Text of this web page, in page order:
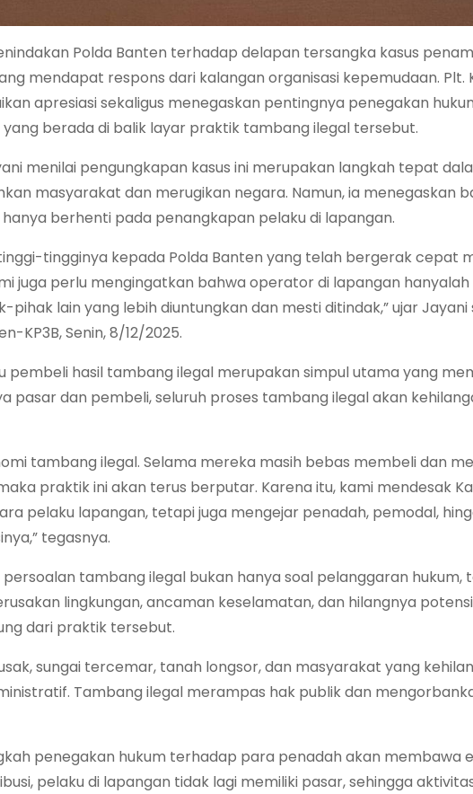
Polda Banten terhadap delapan tersangka kasus
mendapat respons dari kalangan organisasi kepemudaan. Plt.
apresiasi sekaligus menegaskan pentingnya penegakan
berada di balik layar praktik tambang ilegal tersebut.
menilai pengungkapan kasus ini merupakan langkah tepat
masyarakat dan merugikan negara. Namun, ia menegaskan
berhenti pada penangkapan pelaku di lapangan.
tingginya kepada Polda Banten yang telah bergerak cepat
juga perlu mengingatkan bahwa operator di lapangan
pihak lain yang lebih diuntungkan dan mesti ditindak,” ujar
KP3B, Senin, 8/12/2025.
pembeli hasil tambang ilegal merupakan simpul utama yang
pasar dan pembeli, seluruh proses tambang ilegal akan
tambang ilegal. Selama mereka masih bebas membeli dan
praktik ini akan terus berputar. Karena itu, kami mendesak
pelaku lapangan, tetapi juga mengejar penadah, pemodal,
tegasnya.
tambang ilegal bukan hanya soal pelanggaran hukum,
lingkungan, ancaman keselamatan, dan hilangnya
dari praktik tersebut.
sungai tercemar, tanah longsor, dan masyarakat yang
Tambang ilegal merampas hak publik dan
penegakan hukum terhadap para penadah akan membawa
pelaku di lapangan tidak lagi memiliki pasar, sehingga